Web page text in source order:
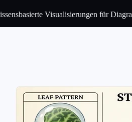
Visualisierungen für